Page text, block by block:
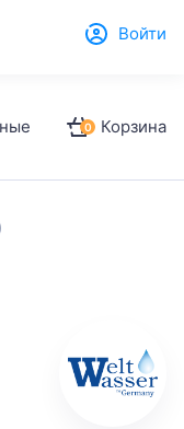
Войти
0 Корзина